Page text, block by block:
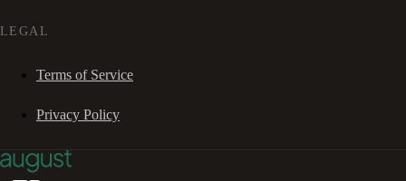
LEGAL
Terms of Service
Privacy Policy